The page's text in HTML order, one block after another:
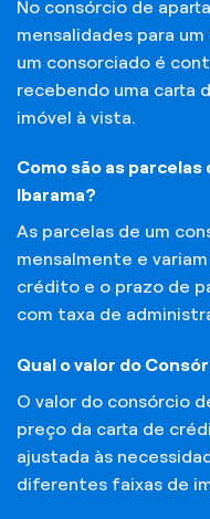
No consórcio de
mensalidades para
um consorciado é
recebendo uma carta
imóvel à vista.
Como são as
Ibarama?
As parcelas de um
mensalmente e
crédito e o prazo de
com taxa de
Qual o valor do
O valor do consórcio
preço da carta de
ajustada às
diferentes faixas de